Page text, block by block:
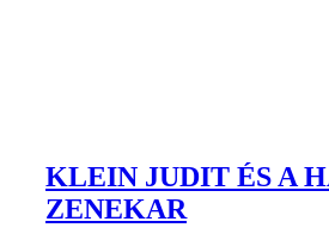
KLEIN JUDIT ÉS A
ZENEKAR